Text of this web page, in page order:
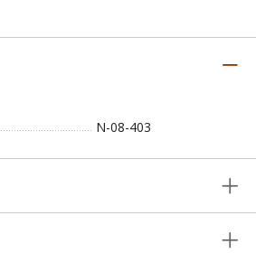
N-08-403